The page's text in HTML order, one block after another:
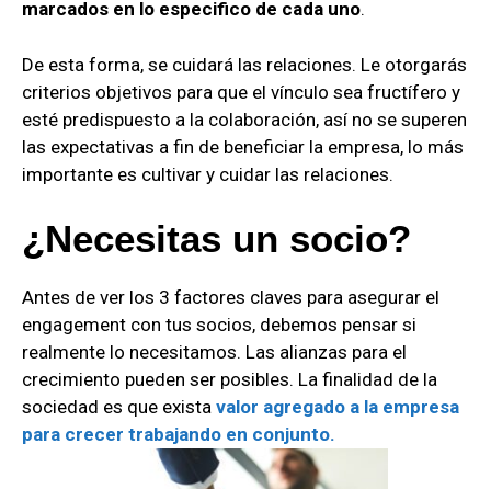
marcados en lo especifico de cada uno.
De esta forma, se cuidará las relaciones. Le otorgarás
criterios objetivos para que el vínculo sea fructífero y
esté predispuesto a la colaboración, así no se superen
las expectativas a fin de beneficiar la empresa, lo más
importante es cultivar y cuidar las relaciones.
¿Necesitas un socio?
Antes de ver los 3 factores claves para asegurar el
engagement con tus socios, debemos pensar si
realmente lo necesitamos. Las alianzas para el
crecimiento pueden ser posibles. La finalidad de la
sociedad es que exista valor agregado a la empresa
para crecer trabajando en conjunto.